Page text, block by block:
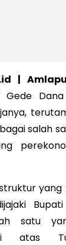
|
Gede
salah
satu
atas